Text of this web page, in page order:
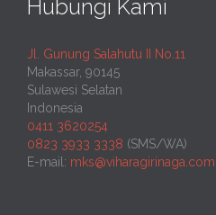
Hubungi Kami
Jl. Gunung Salahutu II No.11
Makassar, 90145
Sulawesi Selatan
Indonesia
0411 3620254
0823 3933 3338 (SMS/WA)
E-mail: mks@viharagirinaga.com